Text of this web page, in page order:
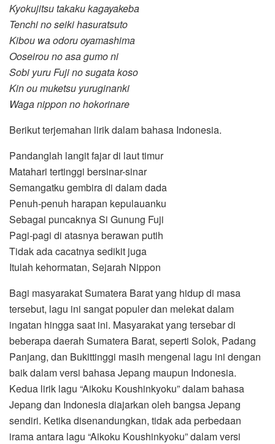
Kyokujitsu takaku kagayakeba
Tenchi no seiki hasuratsuto
Kibou wa odoru oyamashima
Ooseirou no asa gumo ni
Sobi yuru Fuji no sugata koso
Kin ou muketsu yuruginanki
Waga nippon no hokorinare
Berikut terjemahan lirik dalam bahasa Indonesia.
Pandanglah langit fajar di laut timur
Matahari tertinggi bersinar-sinar
Semangatku gembira di dalam dada
Penuh-penuh harapan kepulauanku
Sebagai puncaknya Si Gunung Fuji
Pagi-pagi di atasnya berawan putih
Tidak ada cacatnya sedikit juga
Itulah kehormatan, Sejarah Nippon
Bagi masyarakat Sumatera Barat yang hidup di masa
tersebut, lagu ini sangat populer dan melekat dalam
ingatan hingga saat ini. Masyarakat yang tersebar di
beberapa daerah Sumatera Barat, seperti Solok, Padang
Panjang, dan Bukittinggi masih mengenal lagu ini dengan
baik dalam versi bahasa Jepang maupun Indonesia.
Kedua lirik lagu “Aikoku Koushinkyoku” dalam bahasa
Jepang dan Indonesia diajarkan oleh bangsa Jepang
sendiri. Ketika disenandungkan, tidak ada perbedaan
irama antara lagu “Aikoku Koushinkyoku” dalam versi